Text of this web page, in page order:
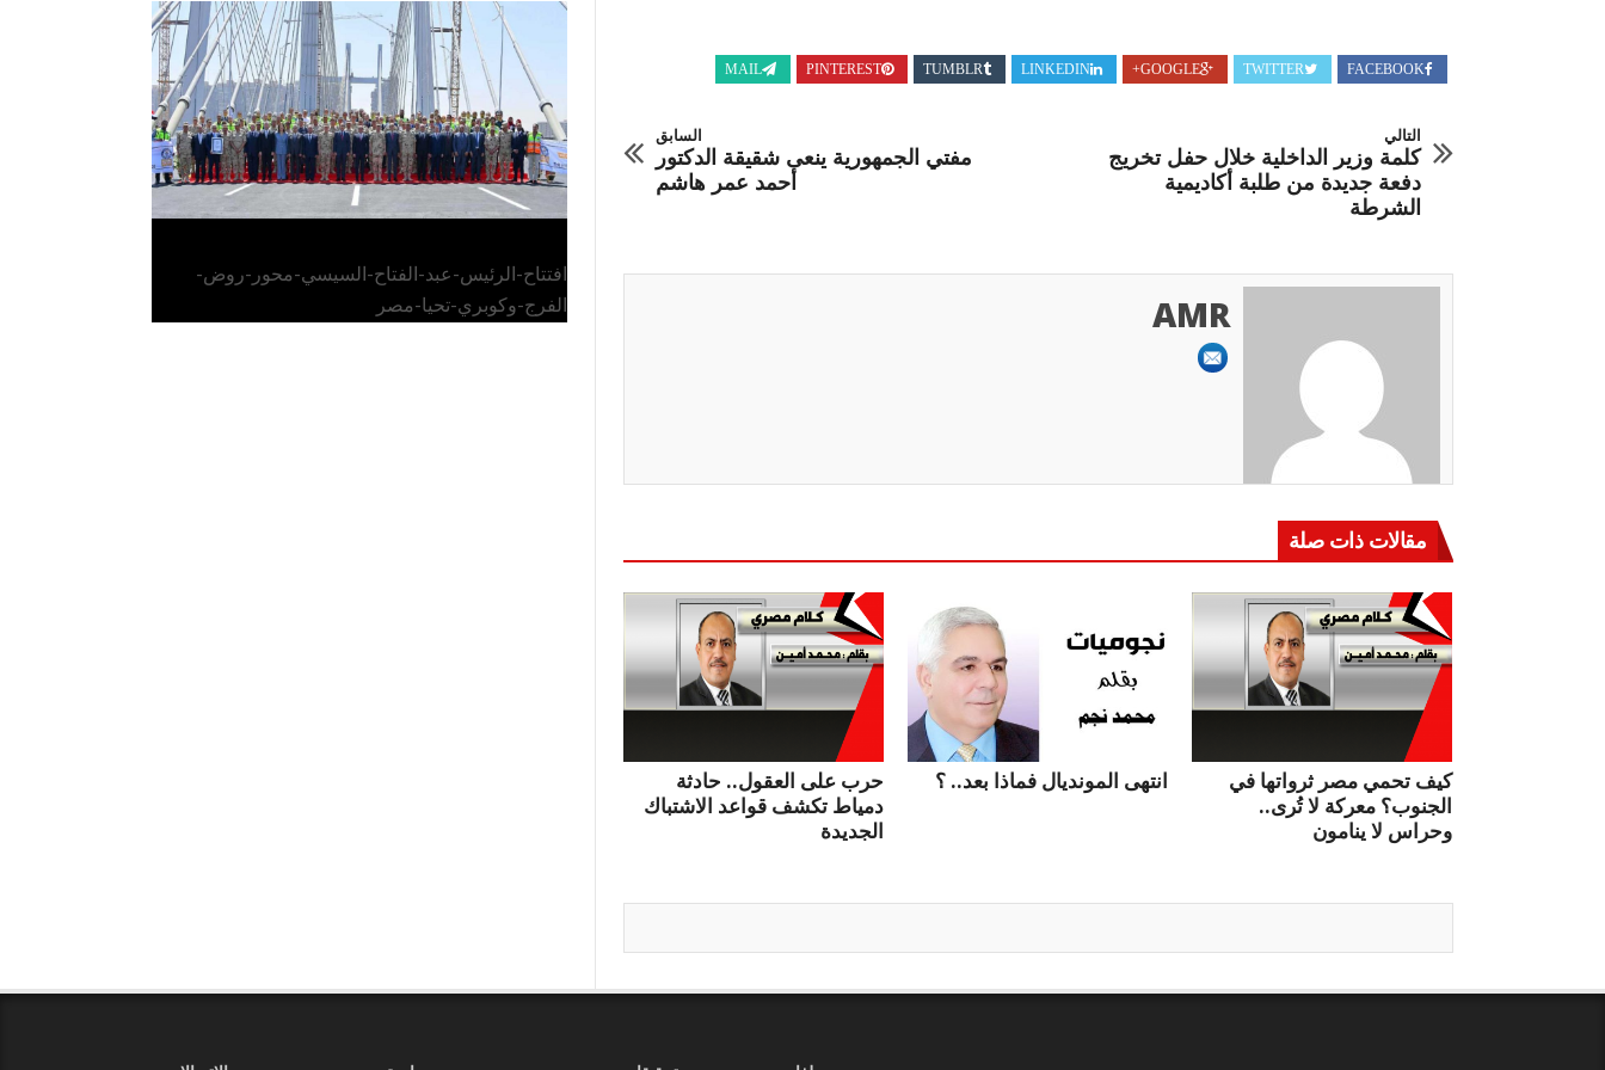
FACEBOOK
TWITTER
GOOGLE+
LINKEDIN
TUMBLR
PINTEREST
MAIL
السابق
مفتي الجمهورية ينعى شقيقة الدكتور
أحمد عمر هاشم
التالي
كلمة وزير الداخلية خلال حفل تخريج
دفعة جديدة من طلبة أكاديمية
الشرطة
AMR
مقالات ذات صلة
حرب على العقول.. حادثة
دمياط تكشف قواعد الاشتباك
الجديدة
انتهى المونديال فماذا بعد.. ؟
كيف تحمي مصر ثرواتها في
الجنوب؟ معركة لا تُرى..
وحراس لا ينامون
الرئيس عبد الفتاح السيسي يفتتح محور روض
الفرج وكوبري تحيا مصر
افتتاح-الرئيس-عبد-الفتاح-السيسي-محور-روض-
الفرج-وكوبري-تحيا-مصر